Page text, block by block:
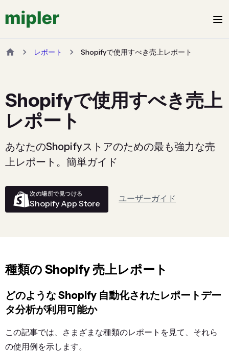
レポート Shopifyで使用すべき売上レポート
Shopifyで使用すべき売上
レポート
あなたのShopifyストアのための最も強力な売
上レポート。簡単ガイド
次の場所で見つける
Shopify App Store ユーザーガイド
種類の Shopify 売上レポート
どのようなShopify 自動化されたレポートデー
タ分析が利用可能か
この記事では、さまざまな種類のレポートを見て、それら
の使用例を示します。